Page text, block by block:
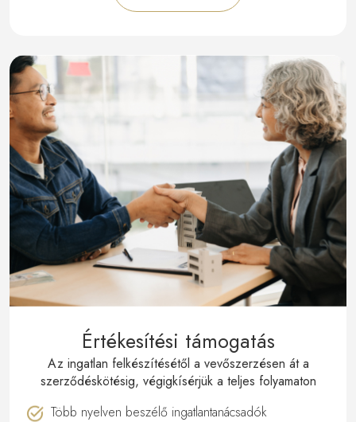
Értékesítési támogatás
Az ingatlan felkészítésétől a vevőszerzésen át a
szerződéskötésig, végigkísérjük a teljes folyamaton
Több nyelven beszélő ingatlantanácsadók